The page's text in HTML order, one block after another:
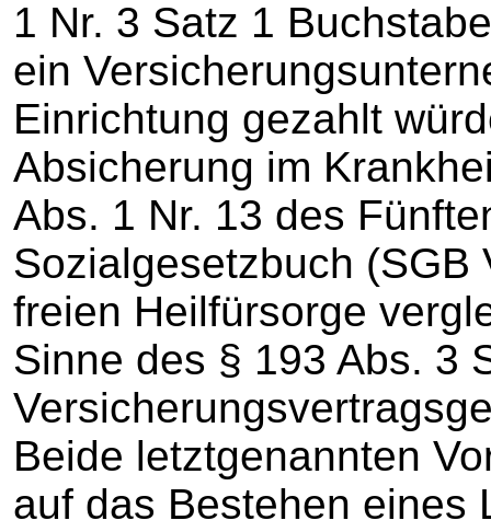
1 Nr. 3 Satz 1
ein
Einrichtung gezahlt
Absicherung im
Abs. 1 Nr. 13 des
Sozialgesetzbuch
freien Heilfürsorge
Sinne des § 193 Abs. 3
Beide letztgenannten
auf das Bestehen eines